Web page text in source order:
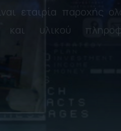
αντιπρόσωπος των
των εταιριών